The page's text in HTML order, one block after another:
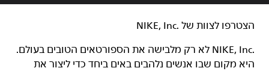
הצטרפו לצוות של NIKE, Inc.‎‏
NIKE, Inc.‎ לא רק מלבישה את הספורטאים הטובים בעולם.
היא מקום שבו אנשים נלהבים באים ביחד כדי ליצור את